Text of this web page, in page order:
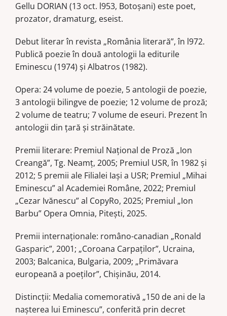
Gellu DORIAN (13 oct. l953, Botoșani) este poet,
prozator, dramaturg, eseist.
Debut literar în revista „România literară”, în l972.
Publică poezie în două antologii la editurile
Eminescu (1974) și Albatros (1982).
Opera: 24 volume de poezie, 5 antologii de poezie,
3 antologii bilingve de poezie; 12 volume de proză;
2 volume de teatru; 7 volume de eseuri. Prezent în
antologii din țară și străinătate.
Premii literare: Premiul Național de Proză „Ion
Creangă”, Tg. Neamț, 2005; Premiul USR, în 1982 și
2012; 5 premii ale Filialei Iași a USR; Premiul „Mihai
Eminescu” al Academiei Române, 2022; Premiul
„Cezar Ivănescu” al CopyRo, 2025; Premiul „Ion
Barbu” Opera Omnia, Pitești, 2025.
Premii internaționale: româno-canadian „Ronald
Gasparic”, 2001; „Coroana Carpaților”, Ucraina,
2003; Balcanica, Bulgaria, 2009; „Primăvara
europeană a poeților”, Chișinău, 2014.
Distincții: Medalia comemorativă „150 de ani de la
nașterea lui Eminescu”, conferită prin decret